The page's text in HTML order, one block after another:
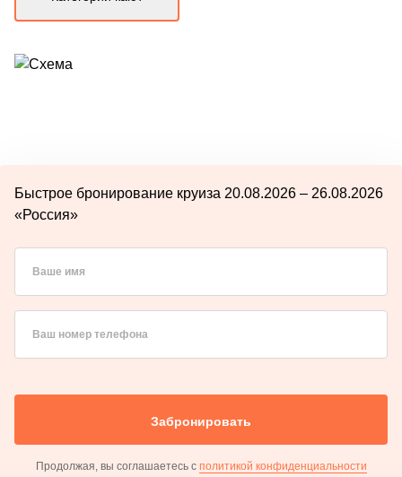
Быстрое бронирование круиза 20.08.2026 – 26.08.2026
«Россия»
Ваше имя
Ваш номер телефона
Забронировать
Продолжая, вы соглашаетесь с политикой конфиденциальности